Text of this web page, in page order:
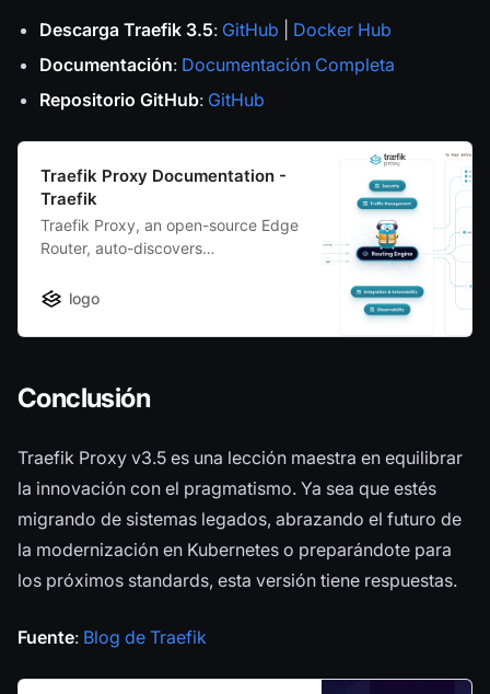
Descarga Traefik 3.5: GitHub
Docker Hub
Documentación: Documentación Completa
Repositorio GitHub: GitHub
Traefik Proxy Documentation -
Traefik
Traefik Proxy, an open-source Edge
Router, auto-discovers
orchestrators, like Kubernetes.
logo
Conclusión
Traefik Proxy v3.5 es una lección maestra en equilibrar
la innovación con el pragmatismo. Ya sea que estés
migrando de sistemas legados, abrazando el futuro de
la modernización en Kubernetes o preparándote para
los próximos standards, esta versión tiene respuestas.
Fuente: Blog de Traefik